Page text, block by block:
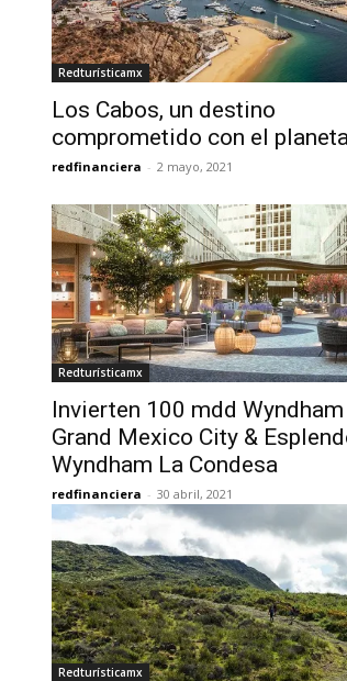
Redturísticamx
Los Cabos, un destino
comprometido con el
redfinanciera - 2 mayo, 2021
Redturísticamx
Invierten 100 mdd Wyndham
Grand Mexico City &
Wyndham La Condesa
redfinanciera - 30 abril, 2021
Redturísticamx